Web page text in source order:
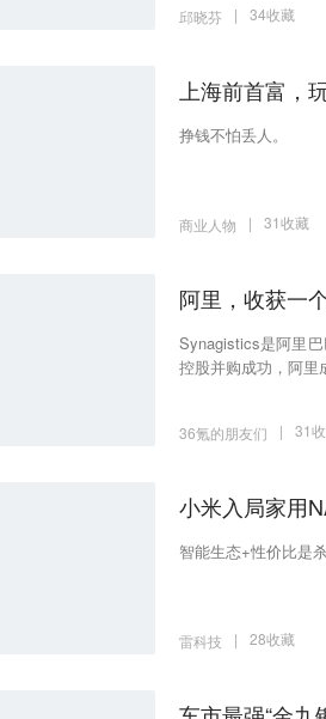
邱晓芬 | 34收藏
上海前首富，
挣钱不怕丢人。
商业人物 | 31收藏
阿里，收获一
Synagistics是阿里
控股并购成功，阿里
36氪的朋友们 | 31
小米入局家用
智能生态+性价比是杀
雷科技 | 28收藏